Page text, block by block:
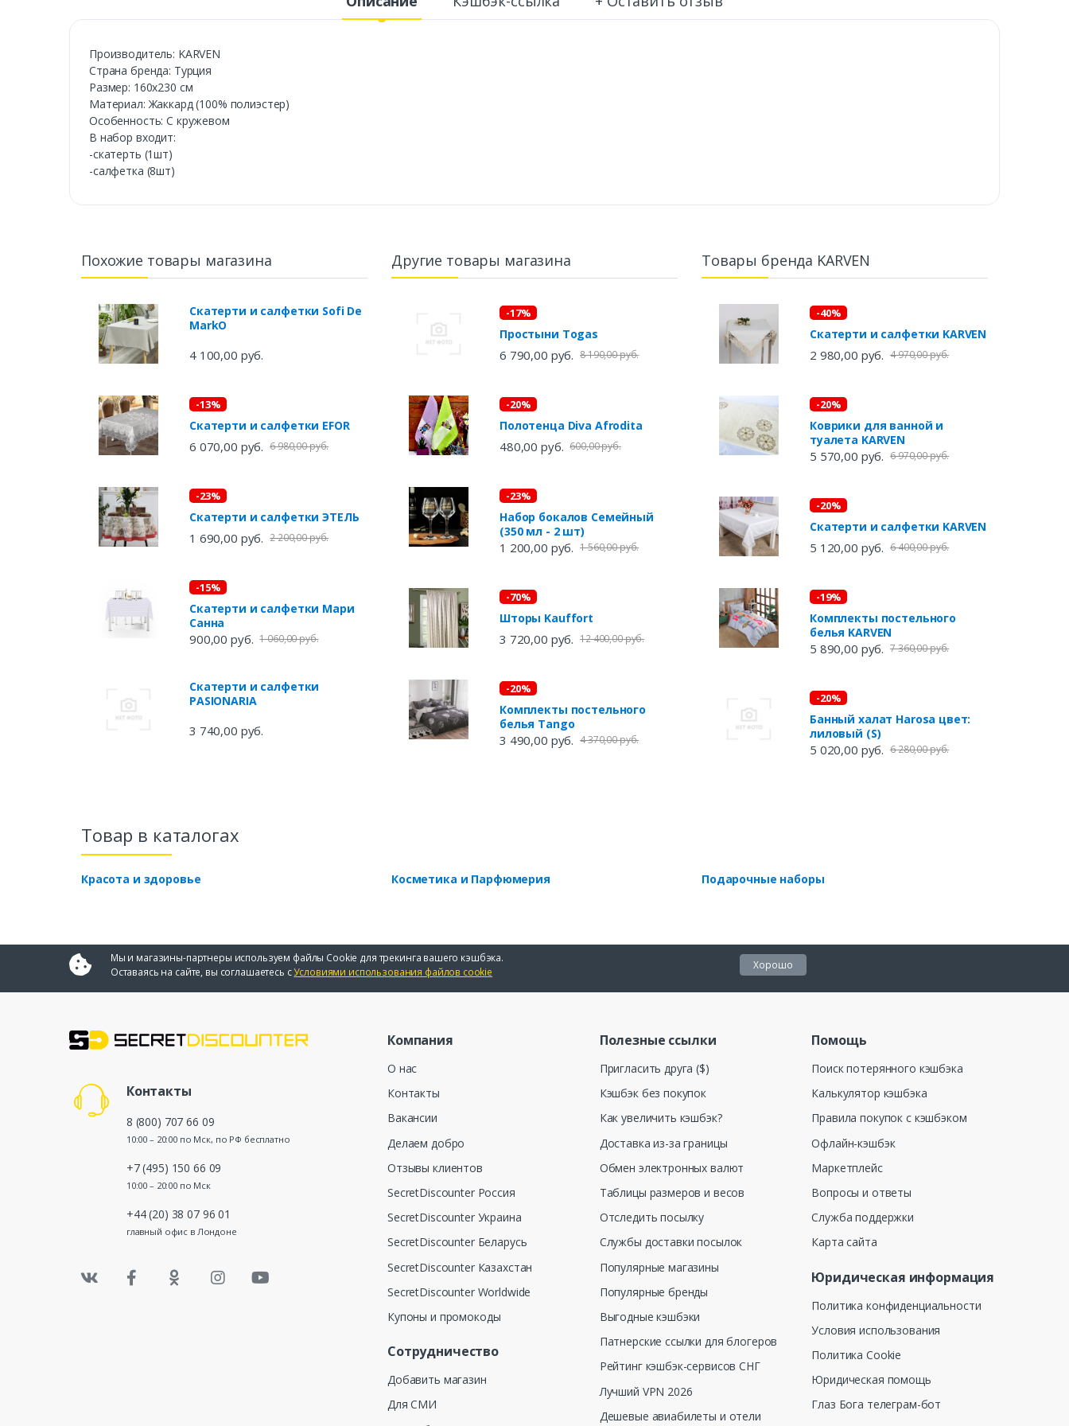
Производитель: KARVEN
Страна бренда: Турция
Размер: 160х230 см
Материал: Жаккард (100% полиэстер)
Особенность: С кружевом
В набор входит:
-скатерть (1шт)
-салфетка (8шт)
Похожие товары магазина
Скатерти и салфетки Sofi De
MarkO
4 100,00 руб.
-13%
Скатерти и салфетки EFOR
6 070,00 руб. 6 980,00 руб.
-23%
Скатерти и салфетки ЭТЕЛЬ
1 690,00 руб. 2 200,00 руб.
-15%
Скатерти и салфетки Мари
Санна
900,00 руб. 1 060,00 руб.
Скатерти и салфетки
PASIONARIA
3 740,00 руб.
Другие товары магазина
-17%
Простыни Togas
6 790,00 руб. 8 190,00 руб.
-20%
Полотенца Diva Afrodita
480,00 руб. 600,00 руб.
-23%
Набор бокалов Семейный
(350 мл - 2 шт)
1 200,00 руб. 1 560,00 руб.
-70%
Шторы Kauffort
3 720,00 руб. 12 400,00 руб.
-20%
Комплекты постельного
белья Tango
3 490,00 руб. 4 370,00 руб.
Товары бренда KARVEN
-40%
Скатерти и салфетки KARVEN
2 980,00 руб. 4 970,00 руб.
-20%
Коврики для ванной и
туалета KARVEN
5 570,00 руб. 6 970,00 руб.
-20%
Скатерти и салфетки KARVEN
5 120,00 руб. 6 400,00 руб.
-19%
Комплекты постельного
белья KARVEN
5 890,00 руб. 7 360,00 руб.
-20%
Банный халат Harosa цвет:
лиловый (S)
5 020,00 руб. 6 280,00 руб.
Товар в каталогах
Красота и здоровье Косметика и Парфюмерия Подарочные наборы
Мы и магазины-партнеры используем файлы Cookie для трекинга вашего кэшбэка.
Оставаясь на сайте, вы соглашаетесь сУсловиями использования файлов cookie
Хорошо
Контакты
8 (800) 707 66 09
10:00 – 20:00 по Мск, по РФ бесплатно
+7 (495) 150 66 09
10:00 – 20:00 по Мск
+44 (20) 38 07 96 01
главный офис в Лондоне
Компания
О нас
Контакты
Вакансии
Делаем добро
Отзывы клиентов
SecretDiscounter Россия
SecretDiscounter Украина
SecretDiscounter Беларусь
SecretDiscounter Казахстан
SecretDiscounter Worldwide
Купоны и промокоды
Сотрудничество
Добавить магазин
Для СМИ
Полезные ссылки
Пригласить друга ($)
Кэшбэк без покупок
Как увеличить кэшбэк?
Доставка из-за границы
Обмен электронных валют
Таблицы размеров и весов
Отследить посылку
Службы доставки посылок
Популярные магазины
Популярные бренды
Выгодные кэшбэки
Патнерские ссылки для блогеров
Рейтинг кэшбэк-сервисов СНГ
Лучший VPN 2026
Дешевые авиабилеты и отели
Помощь
Поиск потерянного кэшбэка
Калькулятор кэшбэка
Правила покупок с кэшбэком
Офлайн-кэшбэк
Маркетплейс
Вопросы и ответы
Служба поддержки
Карта сайта
Юридическая информация
Политика конфиденциальности
Условия использования
Политика Cookie
Юридическая помощь
Глаз Бога телеграм-бот